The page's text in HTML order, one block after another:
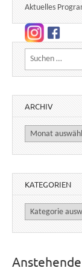
Aktuelles
Suchen nach:
ARCHIV
Archiv
KATEGORIEN
Kategorien